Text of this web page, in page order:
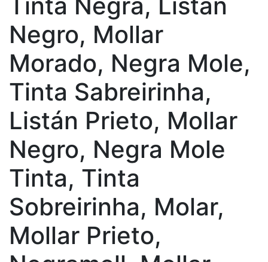
Negro, Mollar
Morado, Negra Mole,
Tinta Sabreirinha,
Listán Prieto, Mollar
Negro, Negra Mole
Tinta, Tinta
Sobreirinha, Molar,
Mollar Prieto,